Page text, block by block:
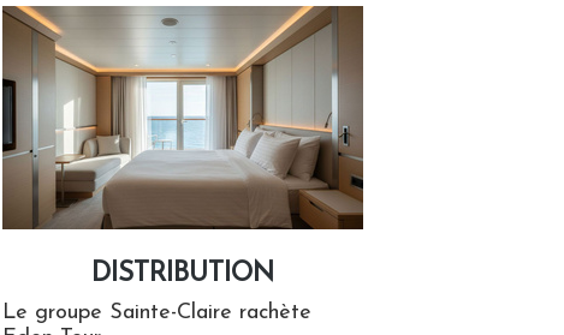
DISTRIBUTION
Le groupe Sainte-Claire rachète